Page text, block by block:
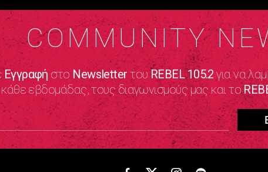
COMMUNITY
Εγγραφή στο Newsletter τουREBEL 105.2 για να
εβδομάδας, τους διαγωνισμούς μας και το